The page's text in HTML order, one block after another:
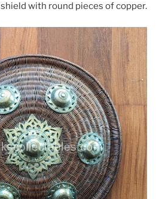
with round pieces of copper.